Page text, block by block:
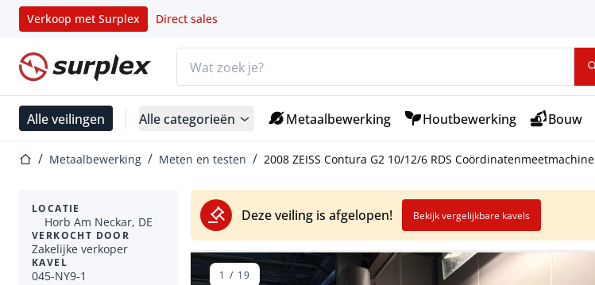
Verkoop met Surplex Direct sales
Startpagina
Alle veilingen Alle categorieën Metaalbewerking Houtbewerking Bouw
StartpaginaMetaalbewerking Meten en testen 2008 ZEISS Contura G2 10/12/6 RDS Coördinatenmeetmachine
Deze veiling is afgelopen! Bekijk vergelijkbare kavels
LOCATIE
Horb Am Neckar, DE
VERKOCHT DOOR
Zakelijke verkoper
KAVEL
045-NY9-1 1 / 19